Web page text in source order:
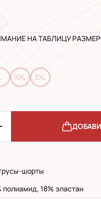
НА ТАБЛИЦУ
XXL 3XL
шорты
18% эластан